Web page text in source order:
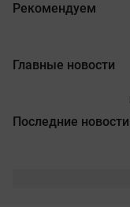
Рекомендуем
Главные новости
Последние новости